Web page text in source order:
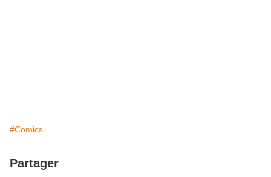
#Comics
Partager